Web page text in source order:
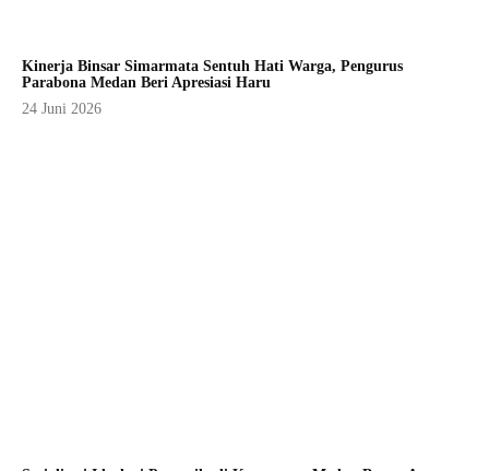
Kinerja Binsar Simarmata Sentuh Hati Warga, Pengurus
Parabona Medan Beri Apresiasi Haru
24 Juni 2026